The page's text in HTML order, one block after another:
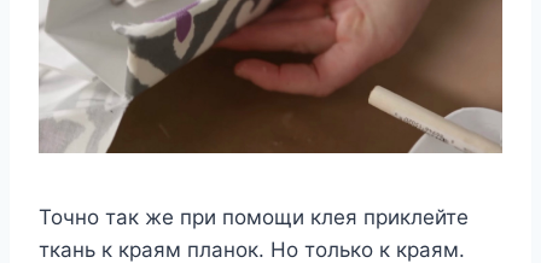
Точно так же при помощи клея приклейте
ткань к краям планок. Но только к краям.